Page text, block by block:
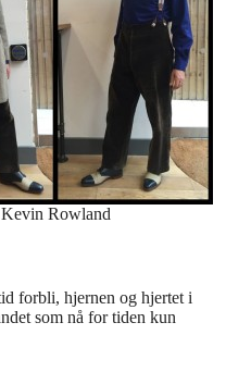
Kevin Rowland
forbli, hjernen og hjertet i
som nå for tiden kun